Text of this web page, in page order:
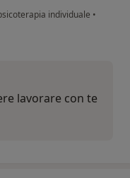
individuale •
lavorare con te